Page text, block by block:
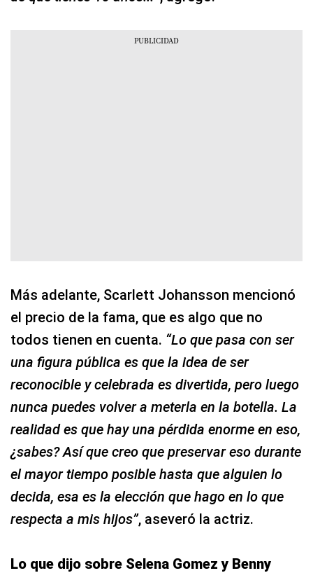
Más adelante, Scarlett Johansson mencionó
el precio de la fama, que es algo que no
todos tienen en cuenta. “Lo que pasa con ser
una figura pública es que la idea de ser
reconocible y celebrada es divertida, pero luego
nunca puedes volver a meterla en la botella. La
realidad es que hay una pérdida enorme en eso,
¿sabes? Así que creo que preservar eso durante
el mayor tiempo posible hasta que alguien lo
decida, esa es la elección que hago en lo que
respecta a mis hijos”, aseveró la actriz.
Lo que dijo sobre Selena Gomez y Benny